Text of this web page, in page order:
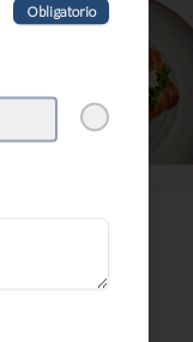
Obligatorio